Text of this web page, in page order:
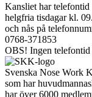
Kansliet har telefontid
helgfria tisdagar kl.
och nås på
0768-371853
OBS! Ingen telefontid
Svenska Nose Work
som har
har över 6000